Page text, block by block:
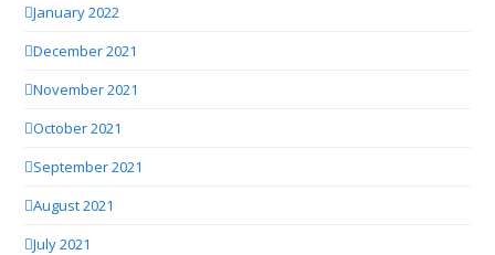
January 2022
December 2021
November 2021
October 2021
September 2021
August 2021
July 2021